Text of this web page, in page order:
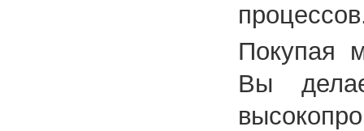
Покупая
Вы